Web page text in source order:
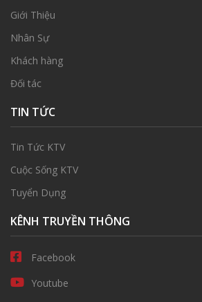
Giới Thiệu
Nhân Sự
Khách hàng
Đối tác
TIN TỨC
Tin Tức KTV
Cuộc Sống KTV
Tuyển Dụng
KÊNH TRUYỀN THÔNG
Facebook
Youtube